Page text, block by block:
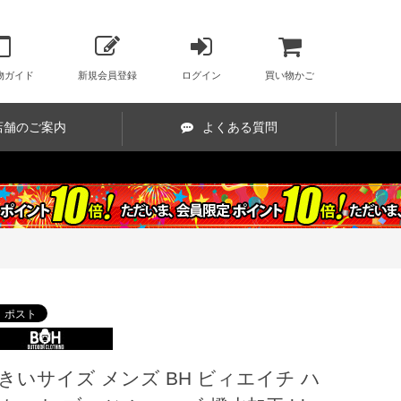
ガイド 新規会員登録 ログイン 買い物かご
舗のご案内 よくある質問
いサイズ メンズ BH ビィエイチ ハ